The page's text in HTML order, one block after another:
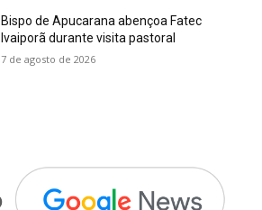
Bispo de Apucarana abençoa Fatec
Ivaiporã durante visita pastoral
7 de agosto de 2026